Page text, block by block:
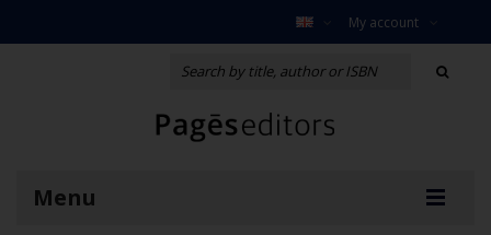
My account
Menu